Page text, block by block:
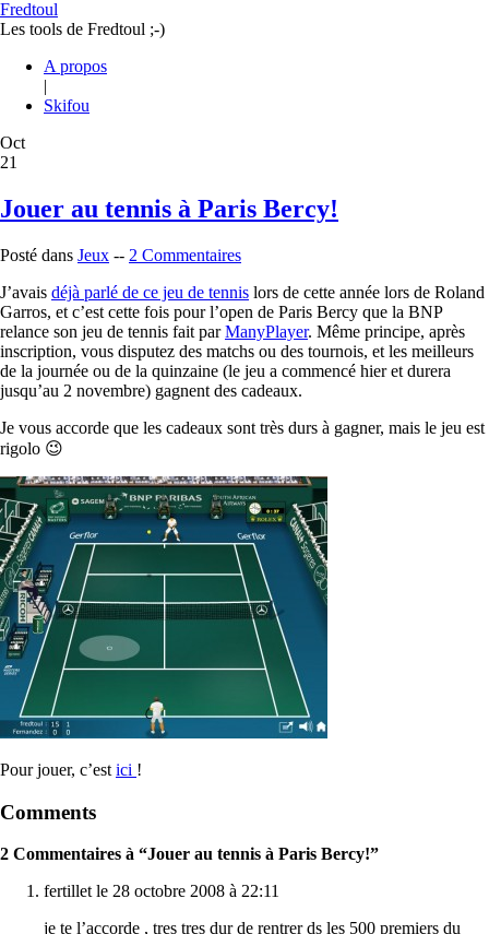
Fredtoul
Les tools de Fredtoul ;-)
A propos
|
Skifou
Oct
21
Jouer au tennis à Paris Bercy!
Posté dans Jeux -- 2 Commentaires
J’avais déjà parlé de ce jeu de tennis lors de cette année lors de Roland
Garros, et c’est cette fois pour l’open de Paris Bercy que la BNP
relance son jeu de tennis fait parManyPlayer. Même principe, après
inscription, vous disputez des matchs ou des tournois, et les meilleurs
de la journée ou de la quinzaine (le jeu a commencé hier et durera
jusqu’au 2 novembre) gagnent des cadeaux.
Je vous accorde que les cadeaux sont très durs à gagner, mais le jeu est
rigolo 😉
Pour jouer, c’est ici !
Comments
2 Commentaires à “Jouer au tennis à Paris Bercy!”
fertillet le 28 octobre 2008 à 22:11
je te l’accorde , tres tres dur de rentrer ds les 500 premiers du